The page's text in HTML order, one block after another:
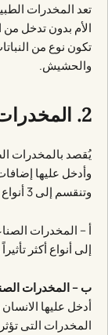
تعد المخدرات
الأم بدون تدخل من
تكون نوع من
والحشيش.
2. المخدرات الصناعية:
يُقصد بالمخدرات
وأدخل عليها
وتنقسم إلى 3 أنواع وهي:
أ – المخدرات
إلى أنواع أكثر
ب – المخدرات
أدخل عليها
المخدرات التى